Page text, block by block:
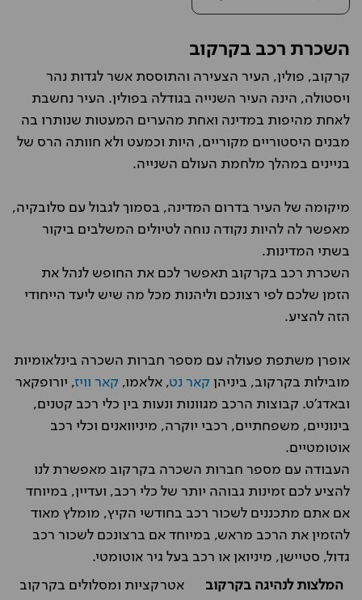
השכרת רכב בקרקוב
קרקוב, פולין, העיר הצעירה והתוססת אשר לגדות נהר
ויסטולה, הינה העיר השנייה בגודלה בפולין. העיר נחשבת
לאחת מהיפות במדינה ואחת מהערים המעטות שנותרו בה
מבנים היסטוריים מקוריים, היות וכמעט ולא חוותה הרס של
בניינים במהלך מלחמת העולם השנייה.
מיקומה של העיר בדרום המדינה, בסמוך לגבול עם סלובקיה,
מאפשר לה להיות נקודה נוחה לטיולים המשלבים ביקור
בשתי המדינות.
השכרת רכב בקרקוב תאפשר לכם את החופש לנהל את
הזמן שלכם לפי רצונכם וליהנות מכל מה שיש ליעד הייחודי
הזה להציע.
אופרן משתפת פעולה עם מספר חברות השכרה בינלאומיות
מובילות בקרקוב, ביניהן קאר נט, אלאמו, קאר וויז, יורופקאר
ובאדג'ט. קבוצות הרכב מגוונות ונעות בין כלי רכב קטנים,
בינוניים, משפחתיים, רכבי יוקרה, מיניוואנים וכלי רכב
אוטומטיים.
העבודה עם מספר חברות השכרה בקרקוב מאפשרת לנו
להציע לכם זמינות גבוהה יותר של כלי רכב, ועדיין, במיוחד
אם אתם מתכננים לשכור רכב בחודשי הקיץ, מומלץ מאוד
להזמין את הרכב מראש, במיוחד אם ברצונכם לשכור רכב
גדול, סטיישן, מיניואן או רכב בעל גיר אוטומטי.
המלצות לנהיגה בקרקוב
אטרקציות ומסלולים בקרקוב